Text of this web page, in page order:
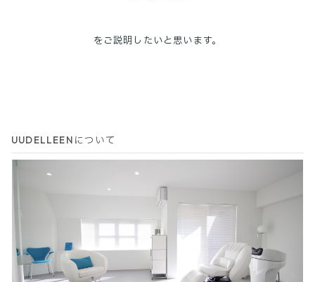
をご説明したいと思います。
UUDELLEENについて